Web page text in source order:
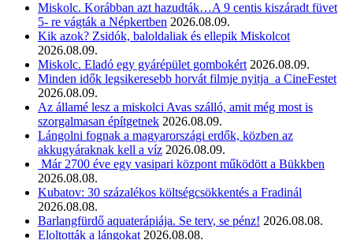
Miskolc. Korábban azt hazudták…A 9 centis kiszáradt füvet
5- re vágták a Népkertben 2026.08.09.
Kik azok? Zsidók, baloldaliak és ellepik Miskolcot
2026.08.09.
Miskolc. Eladó egy gyárépület gombokért 2026.08.09.
Minden idők legsikeresebb horvát filmje nyitja a CineFestet
2026.08.09.
Az államé lesz a miskolci Avas szálló, amit még most is
szorgalmasan építgetnek 2026.08.09.
Lángolni fognak a magyarországi erdők, közben az
akkugyáraknak kell a víz 2026.08.09.
Már 2700 éve egy vasipari központ működött a Bükkben
2026.08.08.
Kubatov: 30 százalékos költségcsökkentés a Fradinál
2026.08.08.
Barlangfürdő aquaterápiája. Se terv, se pénz! 2026.08.08.
Eloltották a lángokat 2026.08.08.